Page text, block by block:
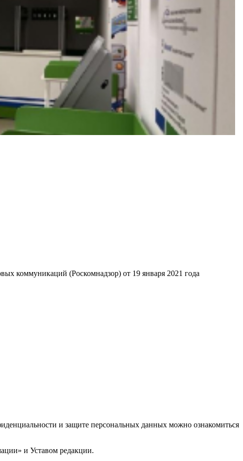
коммуникаций (Роскомнадзор) от 19 января 2021 года
и защите персональных данных можно ознакомиться
и Уставом редакции.